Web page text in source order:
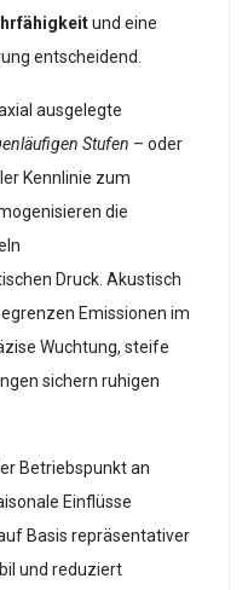
und eine
entscheidend.
ausgelegte
Stufen – oder
Kennlinie zum
die
Druck. Akustisch
Emissionen im
Wuchtung, steife
sichern ruhigen
Betriebspunkt an
Einflüsse
Basis repräsentativer
und reduziert